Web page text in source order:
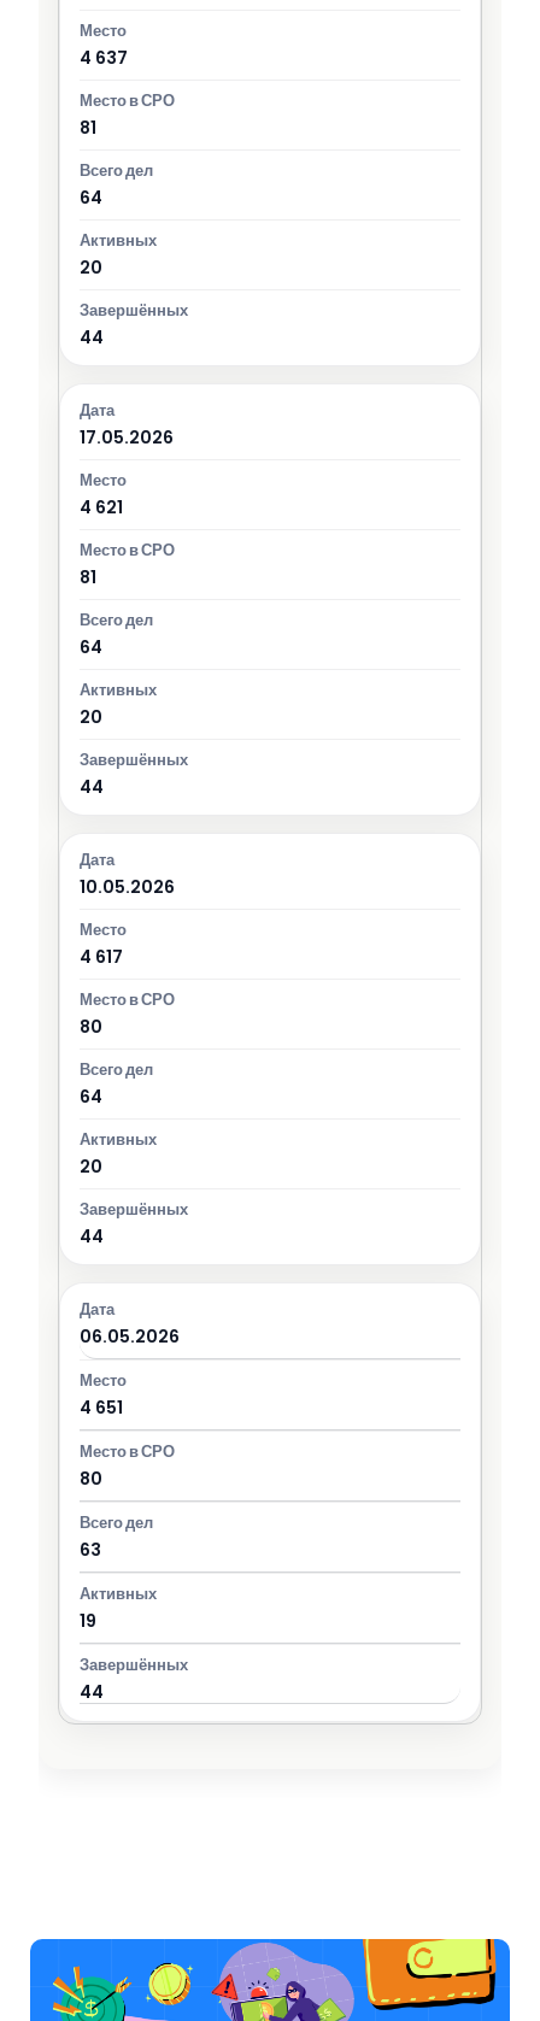
4 637
81
64
20
44
17.05.2026
4 621
81
64
20
44
10.05.2026
4 617
80
64
20
44
06.05.2026
4 651
80
63
19
44